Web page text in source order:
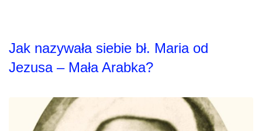
Jak nazywała siebie bł. Maria od
Jezusa – Mała Arabka?